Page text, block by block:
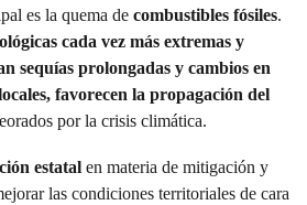
es la quema de combustibles fósiles.
cada vez más extremas y
sequías prolongadas y cambios en
favorecen la propagación del
por la crisis climática.
estatal en materia de mitigación y
las condiciones territoriales de cara